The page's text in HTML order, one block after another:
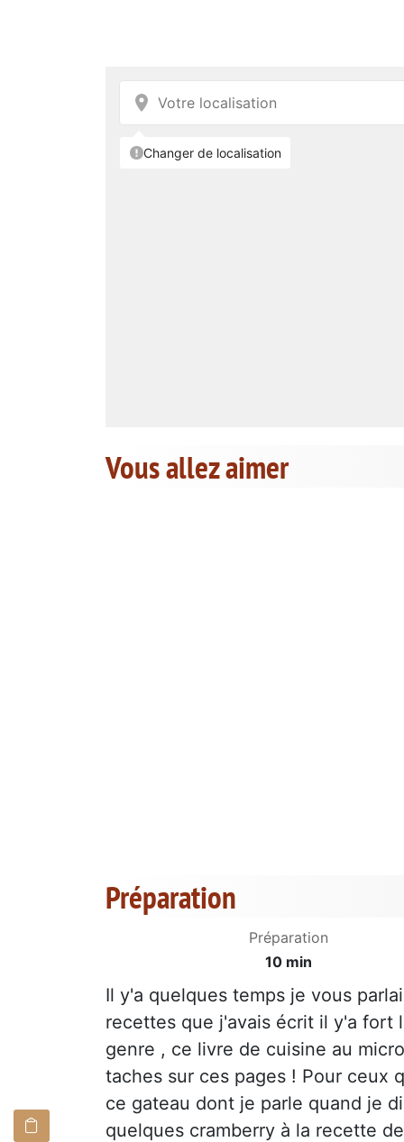
Vous allez aimer
Préparation
Préparation
10 min
Il y'a quelques temps je vous
recettes que j'avais écrit il y'a fort
genre , ce livre de cuisine au
taches sur ces pages ! Pour ceux
ce gateau dont je parle quand je
quelques cramberry à la recette